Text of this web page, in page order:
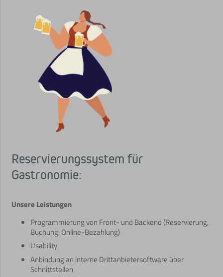
Reservierungssystem für
Gastronomie:
Unsere Leistungen
Programmierung von Front- und Backend (Reservierung,
Buchung, Online-Bezahlung)
Usability
Anbindung an interne Drittanbietersoftware über
Schnittstellen